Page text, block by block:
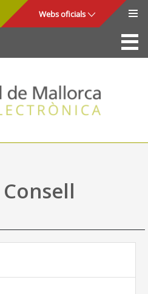
Webs oficials
La Seu
Consell de Mallorca
Accés i seguretat
Utilitats
Ajuda